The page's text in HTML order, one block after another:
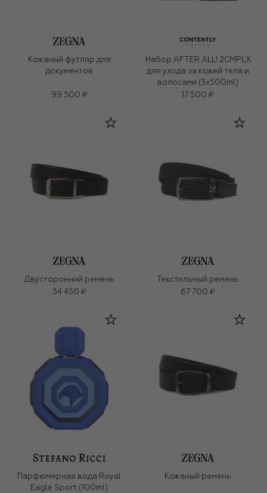
Кожаный футляр для
документов
99 500 ₽
Набор AFTER ALL! 2CMPLX
для ухода за кожей тела и
волосами (3x500ml)
17 500 ₽
Двусторонний ремень
54 450 ₽
Текстильный ремень
67 700 ₽
Парфюмерная вода Royal
Eagle Sport (100ml)
Кожаный ремень